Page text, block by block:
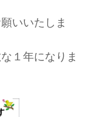
いいたしま
１年になりま